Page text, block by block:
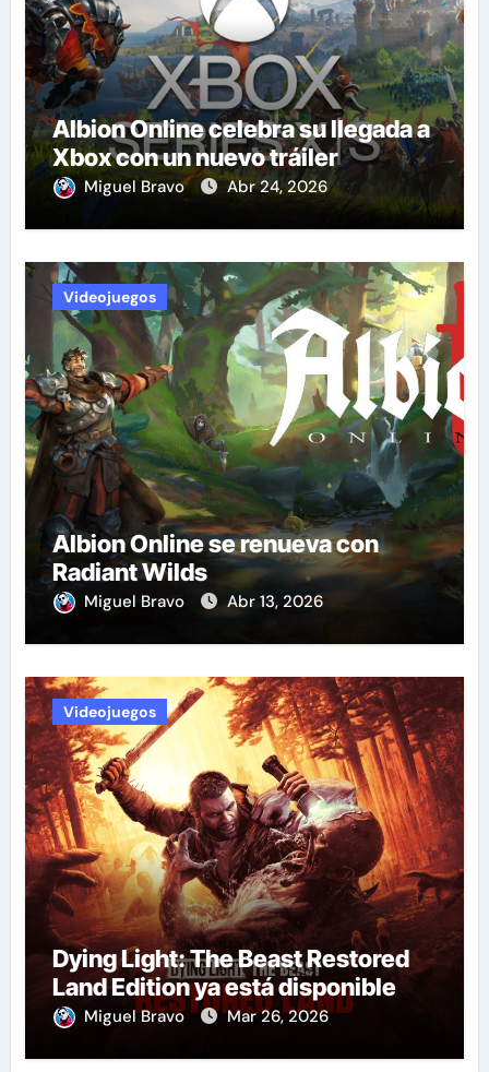
Albion Online celebra su llegada a
Xbox con un nuevo tráiler
Miguel Bravo Abr 24, 2026
Videojuegos
Albion Online se renueva con
Radiant Wilds
Miguel Bravo Abr 13, 2026
Videojuegos
Dying Light: The Beast Restored
Land Edition ya está disponible
Miguel Bravo Mar 26, 2026